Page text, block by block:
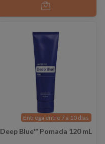
Entrega entre 7 a 10 días
Deep Blue™ Pomada 120 mL